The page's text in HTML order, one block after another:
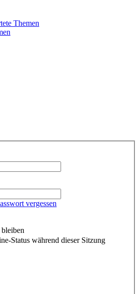
Themen
vergessen
Status während dieser Sitzung